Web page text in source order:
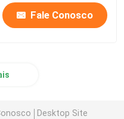
Fale Conosco
Desktop Site